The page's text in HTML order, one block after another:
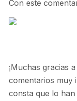
Con este
¡Muchas gracias
comentarios muy
consta que lo